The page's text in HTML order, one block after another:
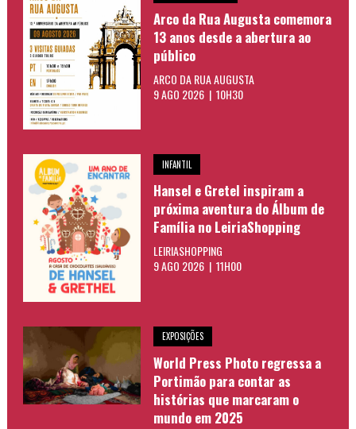
Arco da Rua Augusta comemora
13 anos desde a abertura ao
público
ARCO DA RUA AUGUSTA
9 AGO 2026 | 10H30
INFANTIL
Hansel e Gretel inspiram a
próxima aventura do Álbum de
Família no LeiriaShopping
LEIRIASHOPPING
9 AGO 2026 | 11H00
EXPOSIÇÕES
World Press Photo regressa a
Portimão para contar as
histórias que marcaram o
mundo em 2025